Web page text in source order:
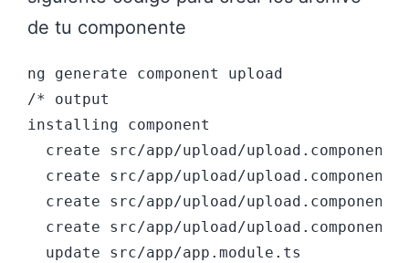
de tu componente
ng generate component upload
/* output
installing component
create src/app/upload/
create src/app/upload/
create src/app/upload/
create src/app/upload/
  update src/app/app.module.ts